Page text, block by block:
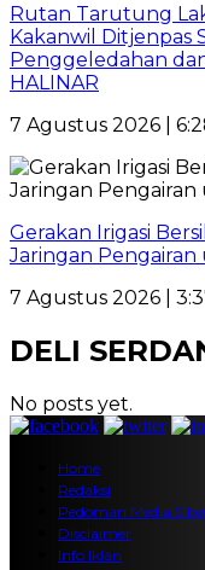
Rutan Tarutung
Kakanwil Ditjenpas
Penggeledahan
HALINAR
7 Agustus 2026 |
Gerakan Irigasi
Jaringan
7 Agustus 2026 |
DELI
No posts yet.
Home
Redaksi
Pedoman Media
Disclaimer
Info Iklan